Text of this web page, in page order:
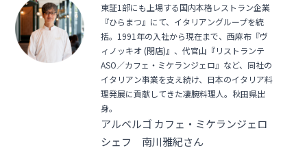
東証1部にも上場する国内本格レストラン企業
『ひらまつ』にて、イタリアングループを統
括。1991年の入社から現在まで、西麻布『ヴ
ィノッキオ (閉店)』、代官山『リストランテ
ASO／カフェ・ミケランジェロ』など、同社の
イタリアン事業を支え続け、日本のイタリア料
理発展に貢献してきた凄腕料理人。秋田県出
身。
アルベルゴ カフェ・ミケランジェロ
シェフ 南川雅紀さん